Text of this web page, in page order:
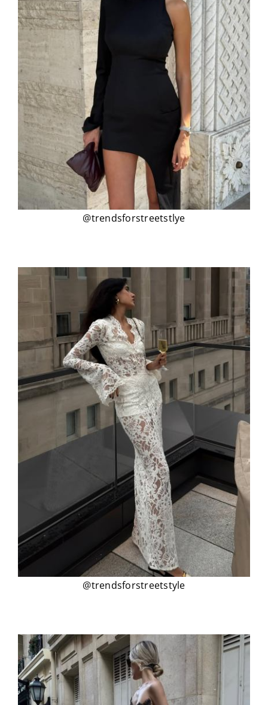
@trendsforstreetstlye
@trendsforstreetstyle